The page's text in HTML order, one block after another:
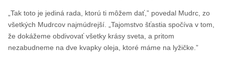
„Tak toto je jediná rada, ktorú ti môžem dať,” povedal Mudrc, zo
všetkých Mudrcov najmúdrejší. „Tajomstvo šťastia spočíva v tom,
že dokážeme obdivovať všetky krásy sveta, a pritom
nezabudneme na dve kvapky oleja, ktoré máme na lyžičke.”